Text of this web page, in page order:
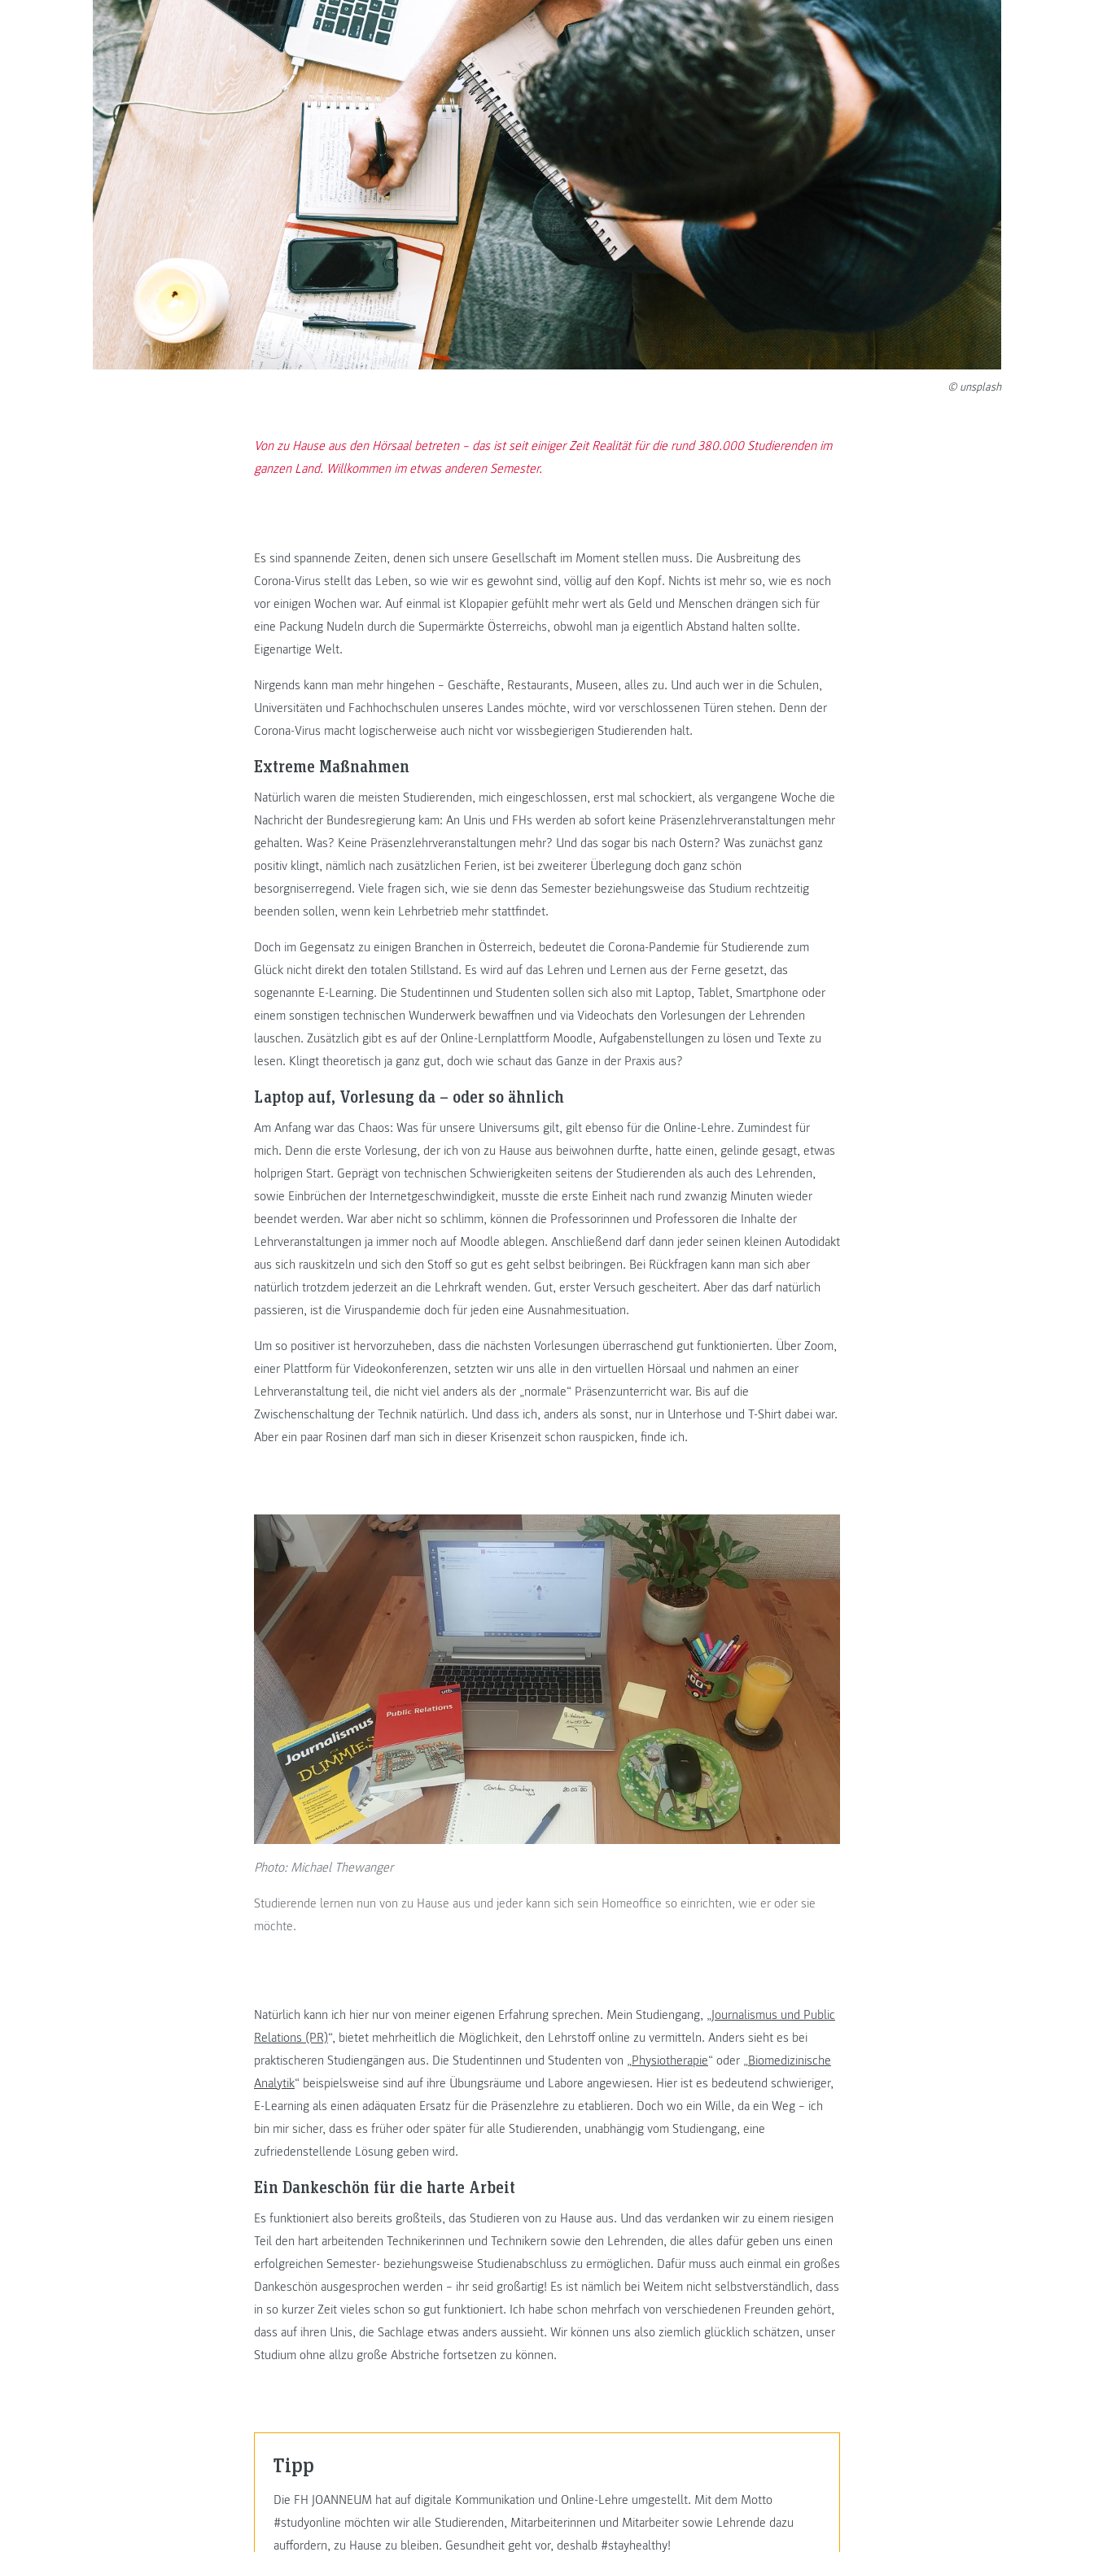
© unsplash
Von zu Hause aus den Hörsaal betreten – das ist seit einiger Zeit Realität für die rund 380.000 Studierenden im
ganzen Land. Willkommen im etwas anderen Semester.
Es sind spannende Zeiten, denen sich unsere Gesellschaft im Moment stellen muss. Die Ausbreitung des
Corona-Virus stellt das Leben, so wie wir es gewohnt sind, völlig auf den Kopf. Nichts ist mehr so, wie es noch
vor einigen Wochen war. Auf einmal ist Klopapier gefühlt mehr wert als Geld und Menschen drängen sich für
eine Packung Nudeln durch die Supermärkte Österreichs, obwohl man ja eigentlich Abstand halten sollte.
Eigenartige Welt.
Nirgends kann man mehr hingehen – Geschäfte, Restaurants, Museen, alles zu. Und auch wer in die Schulen,
Universitäten und Fachhochschulen unseres Landes möchte, wird vor verschlossenen Türen stehen. Denn der
Corona-Virus macht logischerweise auch nicht vor wissbegierigen Studierenden halt.
Extreme Maßnahmen
Natürlich waren die meisten Studierenden, mich eingeschlossen, erst mal schockiert, als vergangene Woche die
Nachricht der Bundesregierung kam: An Unis und FHs werden ab sofort keine Präsenzlehrveranstaltungen mehr
gehalten. Was? Keine Präsenzlehrveranstaltungen mehr? Und das sogar bis nach Ostern? Was zunächst ganz
positiv klingt, nämlich nach zusätzlichen Ferien, ist bei zweiterer Überlegung doch ganz schön
besorgniserregend. Viele fragen sich, wie sie denn das Semester beziehungsweise das Studium rechtzeitig
beenden sollen, wenn kein Lehrbetrieb mehr stattfindet.
Doch im Gegensatz zu einigen Branchen in Österreich, bedeutet die Corona-Pandemie für Studierende zum
Glück nicht direkt den totalen Stillstand. Es wird auf das Lehren und Lernen aus der Ferne gesetzt, das
sogenannte E-Learning. Die Studentinnen und Studenten sollen sich also mit Laptop, Tablet, Smartphone oder
einem sonstigen technischen Wunderwerk bewaffnen und via Videochats den Vorlesungen der Lehrenden
lauschen. Zusätzlich gibt es auf der Online-Lernplattform Moodle, Aufgabenstellungen zu lösen und Texte zu
lesen. Klingt theoretisch ja ganz gut, doch wie schaut das Ganze in der Praxis aus?
Laptop auf, Vorlesung da – oder so ähnlich
Am Anfang war das Chaos: Was für unsere Universums gilt, gilt ebenso für die Online-Lehre. Zumindest für
mich. Denn die erste Vorlesung, der ich von zu Hause aus beiwohnen durfte, hatte einen, gelinde gesagt, etwas
holprigen Start. Geprägt von technischen Schwierigkeiten seitens der Studierenden als auch des Lehrenden,
sowie Einbrüchen der Internetgeschwindigkeit, musste die erste Einheit nach rund zwanzig Minuten wieder
beendet werden. War aber nicht so schlimm, können die Professorinnen und Professoren die Inhalte der
Lehrveranstaltungen ja immer noch auf Moodle ablegen. Anschließend darf dann jeder seinen kleinen Autodidakt
aus sich rauskitzeln und sich den Stoff so gut es geht selbst beibringen. Bei Rückfragen kann man sich aber
natürlich trotzdem jederzeit an die Lehrkraft wenden. Gut, erster Versuch gescheitert. Aber das darf natürlich
passieren, ist die Viruspandemie doch für jeden eine Ausnahmesituation.
Um so positiver ist hervorzuheben, dass die nächsten Vorlesungen überraschend gut funktionierten. Über Zoom,
einer Plattform für Videokonferenzen, setzten wir uns alle in den virtuellen Hörsaal und nahmen an einer
Lehrveranstaltung teil, die nicht viel anders als der „normale“ Präsenzunterricht war. Bis auf die
Zwischenschaltung der Technik natürlich. Und dass ich, anders als sonst, nur in Unterhose und T-Shirt dabei war.
Aber ein paar Rosinen darf man sich in dieser Krisenzeit schon rauspicken, finde ich.
Photo: Michael Thewanger
Studierende lernen nun von zu Hause aus und jeder kann sich sein Homeoffice so einrichten, wie er oder sie
möchte.
Natürlich kann ich hier nur von meiner eigenen Erfahrung sprechen. Mein Studiengang, „Journalismus und Public
Relations (PR)“, bietet mehrheitlich die Möglichkeit, den Lehrstoff online zu vermitteln. Anders sieht es bei
praktischeren Studiengängen aus. Die Studentinnen und Studenten von „Physiotherapie“ oder „Biomedizinische
Analytik“ beispielsweise sind auf ihre Übungsräume und Labore angewiesen. Hier ist es bedeutend schwieriger,
E-Learning als einen adäquaten Ersatz für die Präsenzlehre zu etablieren. Doch wo ein Wille, da ein Weg – ich
bin mir sicher, dass es früher oder später für alle Studierenden, unabhängig vom Studiengang, eine
zufriedenstellende Lösung geben wird.
Ein Dankeschön für die harte Arbeit
Es funktioniert also bereits großteils, das Studieren von zu Hause aus. Und das verdanken wir zu einem riesigen
Teil den hart arbeitenden Technikerinnen und Technikern sowie den Lehrenden, die alles dafür geben uns einen
erfolgreichen Semester- beziehungsweise Studienabschluss zu ermöglichen. Dafür muss auch einmal ein großes
Dankeschön ausgesprochen werden – ihr seid großartig! Es ist nämlich bei Weitem nicht selbstverständlich, dass
in so kurzer Zeit vieles schon so gut funktioniert. Ich habe schon mehrfach von verschiedenen Freunden gehört,
dass auf ihren Unis, die Sachlage etwas anders aussieht. Wir können uns also ziemlich glücklich schätzen, unser
Studium ohne allzu große Abstriche fortsetzen zu können.
Tipp
Die FH JOANNEUM hat auf digitale Kommunikation und Online-Lehre umgestellt. Mit dem Motto
#studyonline möchten wir alle Studierenden, Mitarbeiterinnen und Mitarbeiter sowie Lehrende dazu
auffordern, zu Hause zu bleiben. Gesundheit geht vor, deshalb #stayhealthy!